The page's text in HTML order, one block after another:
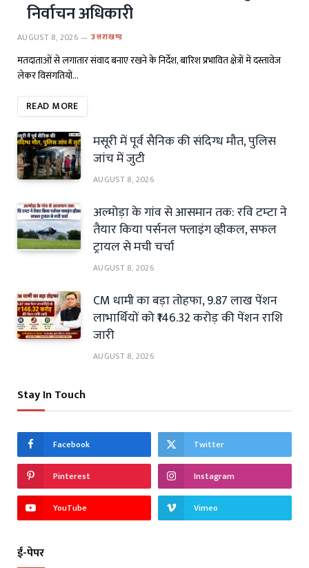
निर्वाचन अधिकारी
AUGUST 8, 2026 उत्तराखण्ड
मतदाताओं से लगातार संवाद बनाए रखने के निर्देश, बारिश प्रभावित क्षेत्रों में दस्तावेज
लेकर विसंगतियों…
READ MORE
मसूरी में पूर्व सैनिक की संदिग्ध मौत, पुलिस
जांच में जुटी
AUGUST 8, 2026
अल्मोड़ा के गांव से आसमान तक: रवि टम्टा ने
तैयार किया पर्सनल फ्लाइंग व्हीकल, सफल
ट्रायल से मची चर्चा
AUGUST 8, 2026
CM धामी का बड़ा तोहफा, 9.87 लाख पेंशन
लाभार्थियों को ₹146.32 करोड़ की पेंशन राशि
जारी
AUGUST 8, 2026
Stay In Touch
Facebook Twitter
Pinterest Instagram
YouTube Vimeo
ई-पेपर